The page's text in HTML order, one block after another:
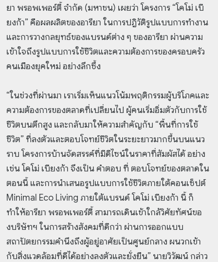
ยา พรอพเพอร์ตี้ จำกัด (มหาชน) เผยว่า โครงการ “โคโม่ เบี
ยงก้า” คือผลผลิตของอารียา ในการปฎิวัติรูปแบบการทำงาน
และการวางกลยุทธ์ของแบรนด์ต่าง ๆ ของอารียา ผ่านความ
เข้าใจถึงรูปแบบการใช้ชีวิตและความต้องการของครอบครัว
คนเมืองยุคใหม่ อย่างลึกซึ้ง
“ในช่วงที่ผ่านมา เราเริ่มเห็นแนวโน้มพฤติกรรมผู้บริโภคและ
ความต้องการของตลาดที่เปลี่ยนไป ผู้คนเริ่มอิ่มตัวกับการใช้
ชีวิตบนตึกสูง และกลับมาให้ความสำคัญกับ “พื้นที่การใช้
ชีวิต” ที่ลงตัวและตอบโจทย์ชีวิตในระยะยาวมากขึ้นบนแนว
ราบ โครงการบ้านจัดสรรค์ที่มีดีไซน์ในราคาที่สัมผัสได้ อย่าง
เช่น โคโม่ เบียงก้า จึงเป็น คำตอบ ที่ ตอบโจทย์ของตลาดใน
ตอนนี้ และการนำเสนอรูปแบบการใช้ชีวิตภายใต้คอนเซ็ปต์
Minimal Eco Living ภายใต้แบรนด์ โคโม่ เบียงก้า นี้ ก็
ทำให้อารียา พรอพเพอร์ตี้ สามารถเดินเข้าใกล้วิศัยทัศน์ขอ
งบริษัทฯ ในการสร้างสังคมที่ดีกว่า ผ่านการออกแบบ
สถาปัตยกรรมคำนึงถึงผู้อยู่อาศัยเป็นศูนย์กลาง ผนวกเข้า
กับสิ่งแวดล้อมที่ดีได้อย่างลงตัวและยั่งยืน” นายวิวัฒน์ กล่าว